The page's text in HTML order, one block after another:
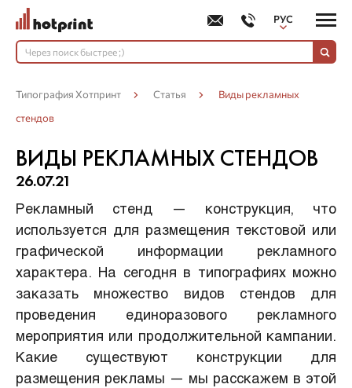
РУС
УКР
Типография Хотпринт Статья
Виды рекламных
стендов
ВИДЫ РЕКЛАМНЫХ СТЕНДОВ
26.07.21
Рекламный стенд — конструкция, что
используется для размещения текстовой или
графической информации рекламного
характера. На сегодня в типографиях можно
заказать множество видов стендов для
проведения единоразового рекламного
мероприятия или продолжительной кампании.
Какие существуют конструкции для
размещения рекламы — мы расскажем в этой